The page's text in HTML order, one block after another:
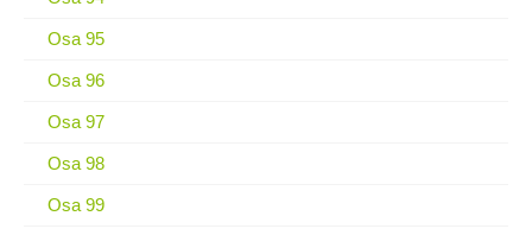
Osa 95
Osa 96
Osa 97
Osa 98
Osa 99